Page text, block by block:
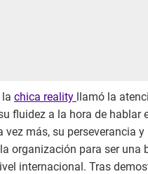
chica reality llamó la
fluidez a la hora de hablar
vez más, su perseverancia y
organización para ser una
internacional. Tras